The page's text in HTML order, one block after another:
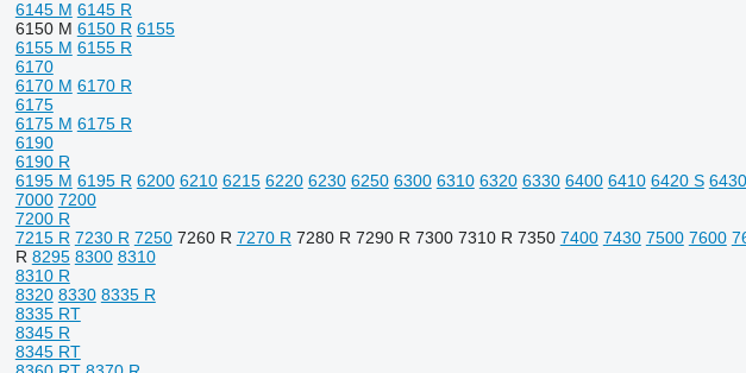
6145 M 6145 R
6150 M 6150 R 6155
6155 M 6155 R
6170
6170 M 6170 R
6175
6175 M 6175 R
6190
6190 R
6195 M 6195 R 6200 6210 6215 6220 6230 6250 6300 6310 6320 6330 6400 6410 6420 S
7000 7200
7200 R
7215 R 7230 R 7250 7260 R 7270 R 7280 R 7290 R 7300 7310 R 7350 7400 7430 7500 7600
R 8295 8300 8310
8310 R
8320 8330 8335 R
8335 RT
8345 R
8345 RT